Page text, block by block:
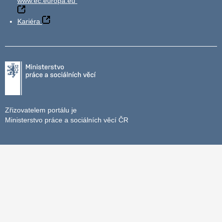
Kariéra
Zřizovatelem portálu je
Ministerstvo práce a sociálních věcí ČR